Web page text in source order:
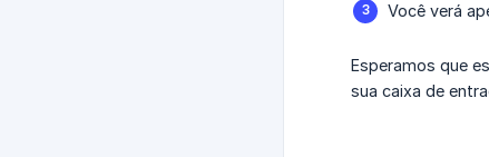
Você verá
Esperamos que
sua caixa de